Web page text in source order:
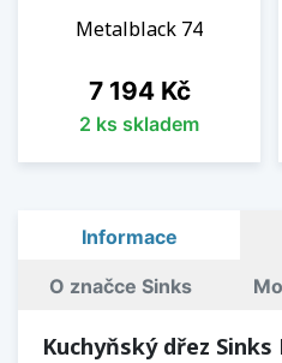
Metalblack 74
Cena
7 194 Kč
2 ks skladem
Informace
O značce Sinks
Kuchyňský dřez Sinks